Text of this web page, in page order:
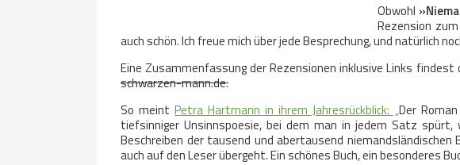
Obwohl
Rezension
auch schön. Ich freue mich über jede Besprechung, und natürlich
Eine Zusammenfassung der Rezensionen inklusive Links findest
schwarzen-mann.de.
So meintPetra Hartmann in ihrem Jahresrückblick: „Der
tiefsinniger Unsinnspoesie, bei dem man in jedem Satz
Beschreiben der tausend und abertausend
auch auf den Leser übergeht. Ein schönes Buch, ein besonderes